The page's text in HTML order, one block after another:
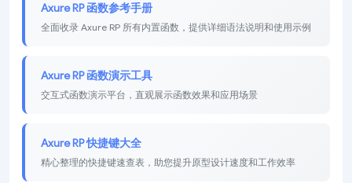
Axure RP 函数参考手册
全面收录 Axure RP 所有内置函数，提供详细语法说明和使用示例
Axure RP 函数演示工具
交互式函数演示平台，直观展示函数效果和应用场景
Axure RP 快捷键大全
精心整理的快捷键速查表，助您提升原型设计速度和工作效率